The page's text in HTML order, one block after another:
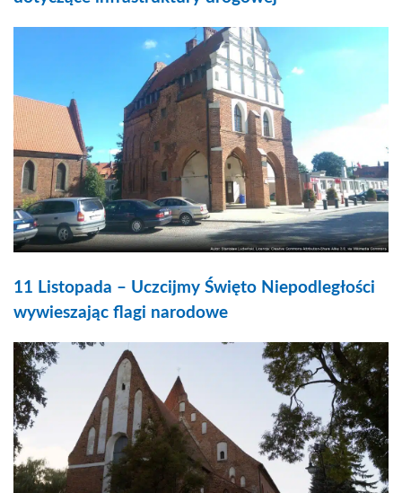
11 Listopada – Uczcijmy Święto Niepodległości
wywieszając flagi narodowe